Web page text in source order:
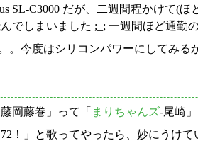
SL-C3000 だが、二週間程かけて(
でしまいました ;_; 一週間ほど通勤
。今度はシリコンパワーにしてみる
岡藤巻」って「 まりちゃんズ-尾崎」
！」と歌ってやったら、妙にうけて